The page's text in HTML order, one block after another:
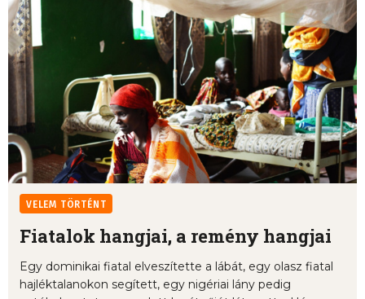
VELEM TÖRTÉNT
Fiatalok hangjai, a remény hangjai
Egy dominikai fiatal elveszítette a lábát, egy olasz fiatal
hajléktalanokon segített, egy nigériai lány pedig